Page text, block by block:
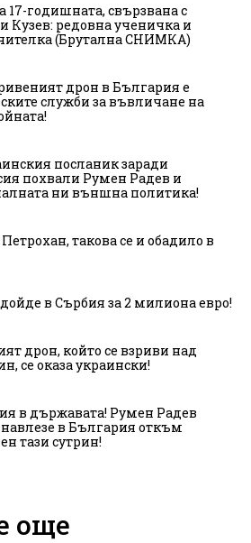
17-годишната, свързвана с
Кузев: редовна ученичка и
(Брутална СНИМКА)
дрон в България е
служби за въвличане на
посланик заради
похвали Румен Радев и
ни външна политика!
такова се и обадило в
в Сърбия за 2 милиона евро!
дрон, който се взриви над
се оказа украински!
в държавата! Румен Радев
в България откъм
тази сутрин!
още